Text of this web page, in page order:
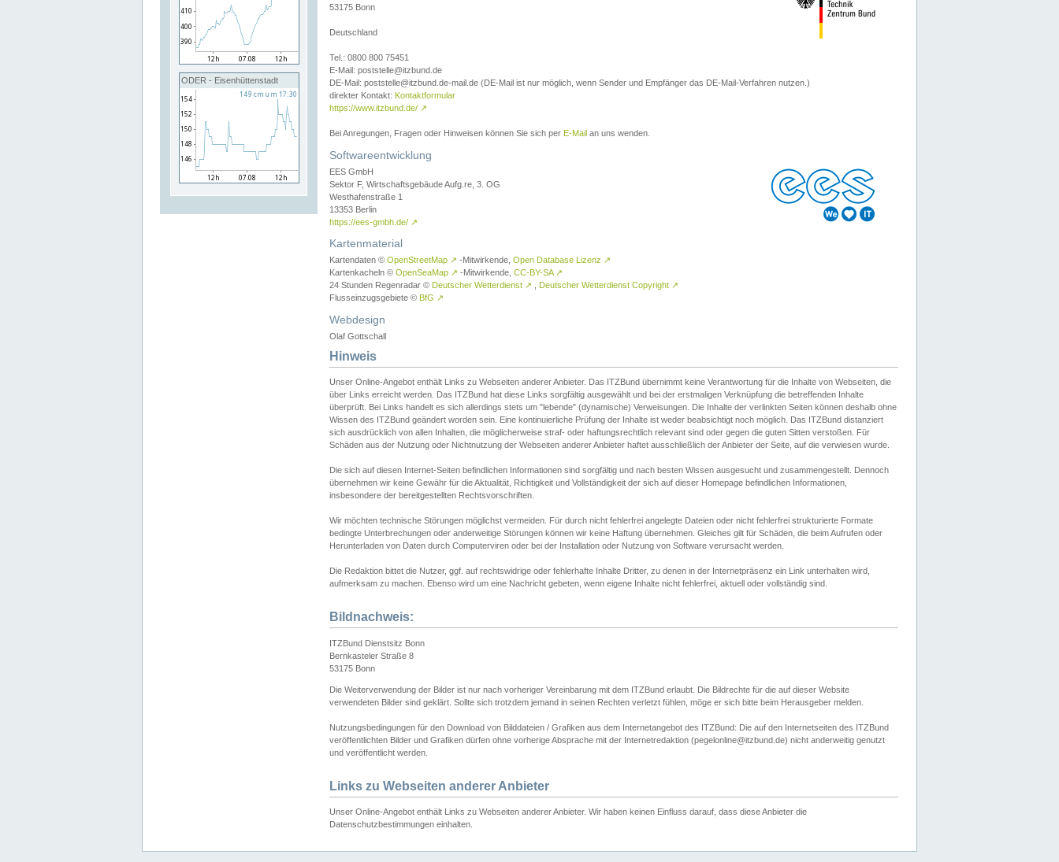
ODER - Eisenhüttenstadt
53175 Bonn
Deutschland
Tel.: 0800 800 75451
E-Mail: poststelle@itzbund.de
DE-Mail: poststelle@itzbund.de-mail.de (DE-Mail ist nur möglich, wenn Sender und Empfänger das DE-Mail-Verfahren nutzen.)
direkter Kontakt: Kontaktformular
https://www.itzbund.de/ ↗
Bei Anregungen, Fragen oder Hinweisen können Sie sich per E-Mail an uns wenden.
Softwareentwicklung
EES GmbH
Sektor F, Wirtschaftsgebäude Aufg.re, 3. OG
Westhafenstraße 1
13353 Berlin
https://ees-gmbh.de/ ↗
Kartenmaterial
Kartendaten © OpenStreetMap ↗ -Mitwirkende, Open Database Lizenz ↗
Kartenkacheln © OpenSeaMap ↗ -Mitwirkende, CC-BY-SA ↗
24 Stunden Regenradar © Deutscher Wetterdienst ↗ Deutscher Wetterdienst Copyright ↗
Flusseinzugsgebiete © BfG ↗
Webdesign
Olaf Gottschall
Hinweis
Unser Online-Angebot enthält Links zu Webseiten anderer Anbieter. Das ITZBund übernimmt keine Verantwortung für die Inhalte von Webseiten, die
über Links erreicht werden. Das ITZBund hat diese Links sorgfältig ausgewählt und bei der erstmaligen Verknüpfung die betreffenden Inhalte
überprüft. Bei Links handelt es sich allerdings stets um "lebende" (dynamische) Verweisungen. Die Inhalte der verlinkten Seiten können deshalb ohne
Wissen des ITZBund geändert worden sein. Eine kontinuierliche Prüfung der Inhalte ist weder beabsichtigt noch möglich. Das ITZBund distanziert
sich ausdrücklich von allen Inhalten, die möglicherweise straf- oder haftungsrechtlich relevant sind oder gegen die guten Sitten verstoßen. Für
Schäden aus der Nutzung oder Nichtnutzung der Webseiten anderer Anbieter haftet ausschließlich der Anbieter der Seite, auf die verwiesen wurde.
Die sich auf diesen Internet-Seiten befindlichen Informationen sind sorgfältig und nach besten Wissen ausgesucht und zusammengestellt. Dennoch
übernehmen wir keine Gewähr für die Aktualität, Richtigkeit und Vollständigkeit der sich auf dieser Homepage befindlichen Informationen,
insbesondere der bereitgestellten Rechtsvorschriften.
Wir möchten technische Störungen möglichst vermeiden. Für durch nicht fehlerfrei angelegte Dateien oder nicht fehlerfrei strukturierte Formate
bedingte Unterbrechungen oder anderweitige Störungen können wir keine Haftung übernehmen. Gleiches gilt für Schäden, die beim Aufrufen oder
Herunterladen von Daten durch Computerviren oder bei der Installation oder Nutzung von Software verursacht werden.
Die Redaktion bittet die Nutzer, ggf. auf rechtswidrige oder fehlerhafte Inhalte Dritter, zu denen in der Internetpräsenz ein Link unterhalten wird,
aufmerksam zu machen. Ebenso wird um eine Nachricht gebeten, wenn eigene Inhalte nicht fehlerfrei, aktuell oder vollständig sind.
Bildnachweis:
ITZBund Dienstsitz Bonn
Bernkasteler Straße 8
53175 Bonn
Die Weiterverwendung der Bilder ist nur nach vorheriger Vereinbarung mit dem ITZBund erlaubt. Die Bildrechte für die auf dieser Website
verwendeten Bilder sind geklärt. Sollte sich trotzdem jemand in seinen Rechten verletzt fühlen, möge er sich bitte beim Herausgeber melden.
Nutzungsbedingungen für den Download von Bilddateien / Grafiken aus dem Internetangebot des ITZBund: Die auf den Internetseiten des ITZBund
veröffentlichten Bilder und Grafiken dürfen ohne vorherige Absprache mit der Internetredaktion (pegelonline@itzbund.de) nicht anderweitig genutzt
und veröffentlicht werden.
Links zu Webseiten anderer Anbieter
Unser Online-Angebot enthält Links zu Webseiten anderer Anbieter. Wir haben keinen Einfluss darauf, dass diese Anbieter die
Datenschutzbestimmungen einhalten.